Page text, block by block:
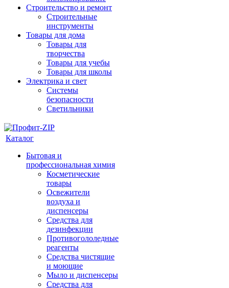
Строительство и ремонт
Строительные
инструменты
Товары для дома
Товары для
творчества
Товары для учебы
Товары для школы
Электрика и свет
Системы
безопасности
Светильники
Каталог
Бытовая и
профессиональная химия
Косметические
товары
Освежители
воздуха и
диспенсеры
Средства для
дезинфекции
Противогололедные
реагенты
Средства чистящие
и моющие
Мыло и диспенсеры
Средства для